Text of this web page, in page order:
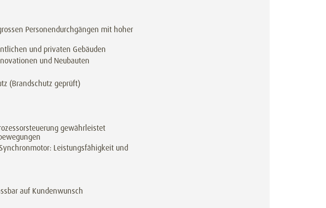
Personendurchgängen mit hoher
und privaten Gebäuden
und Neubauten
(Brandschutz geprüft)
gewährleistet
Leistungsfähigkeit und
auf Kundenwunsch